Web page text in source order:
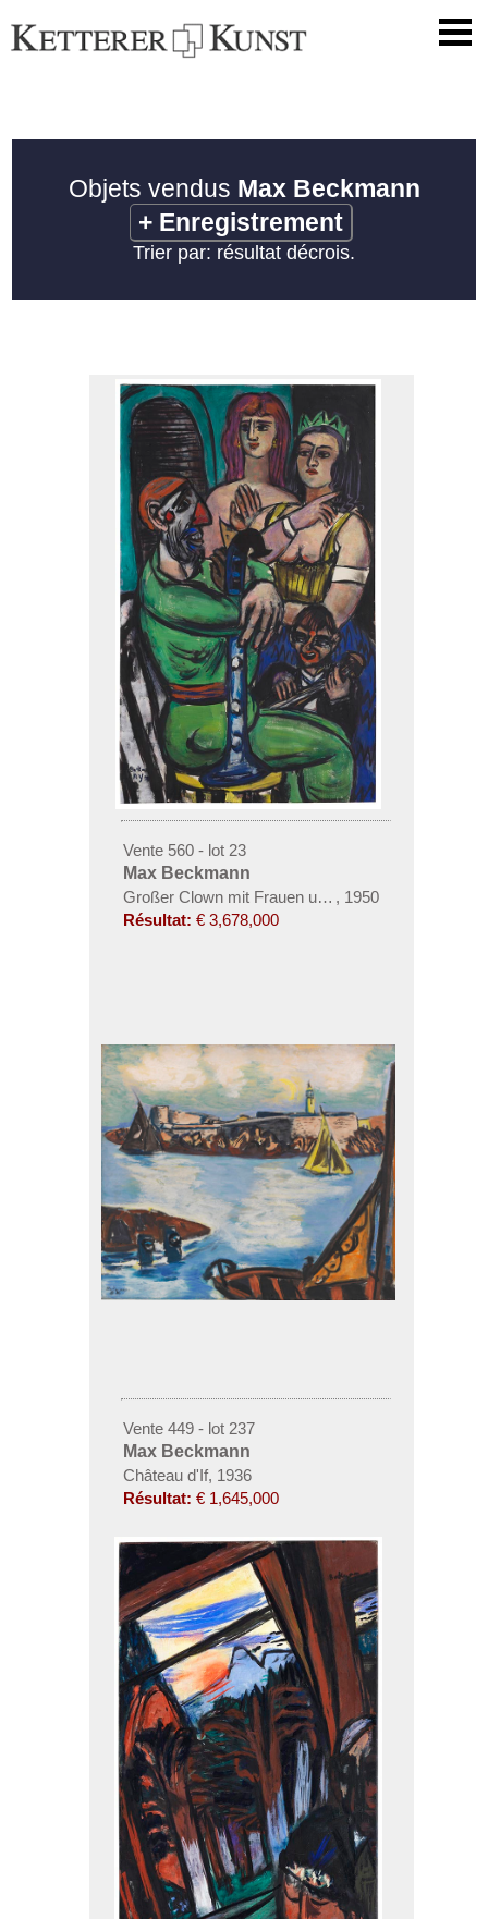
Objets vendus Max Beckmann
+ Enregistrement
Trier par: résultat décrois.
Vente 560 - lot 23
Max Beckmann
Großer Clown mit Frauen und kleiner Clown
, 1950
Résultat: € 3,678,000
Vente 449 - lot 237
Max Beckmann
Château d'If, 1936
Résultat: € 1,645,000